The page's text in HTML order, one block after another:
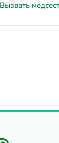
Вызвать